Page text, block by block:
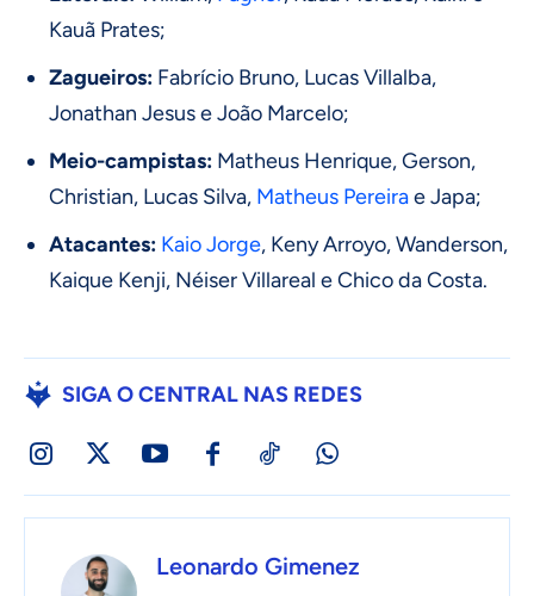
Kauã Prates;
Zagueiros: Fabrício Bruno, Lucas Villalba,
Jonathan Jesus e João Marcelo;
Meio-campistas: Matheus Henrique, Gerson,
Christian, Lucas Silva, Matheus Pereirae Japa;
Atacantes: Kaio Jorge, Keny Arroyo, Wanderson,
Kaique Kenji, Néiser Villareal e Chico da Costa.
SIGA O CENTRAL NAS REDES
Leonardo Gimenez